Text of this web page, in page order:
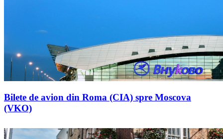
Bilete de avion din Roma (CIA) spre Moscova
(VKO)